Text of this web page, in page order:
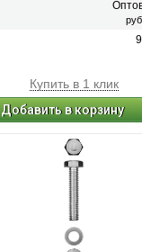
Купить в 1 клик
Добавить в корзину